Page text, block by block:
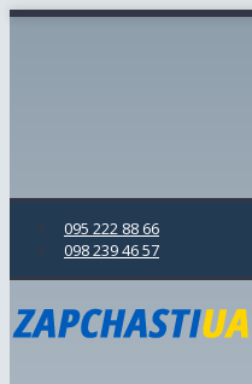
095 222 88 66
098 239 46 57